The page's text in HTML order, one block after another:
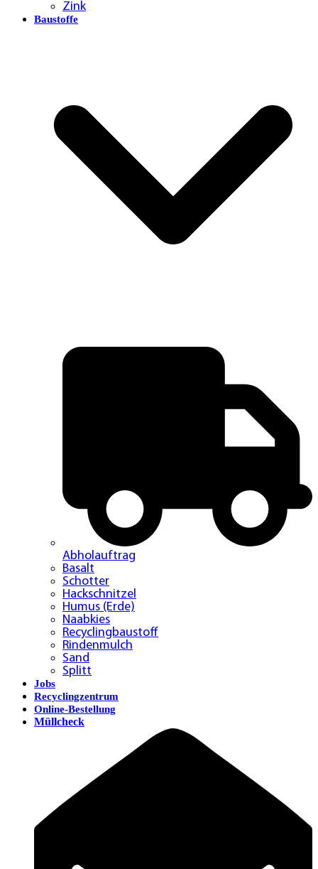
Zink
Baustoffe
Abholauftrag
Basalt
Schotter
Hackschnitzel
Humus (Erde)
Naabkies
Recyclingbaustoff
Rindenmulch
Sand
Splitt
Jobs
Recyclingzentrum
Online-Bestellung
Müllcheck